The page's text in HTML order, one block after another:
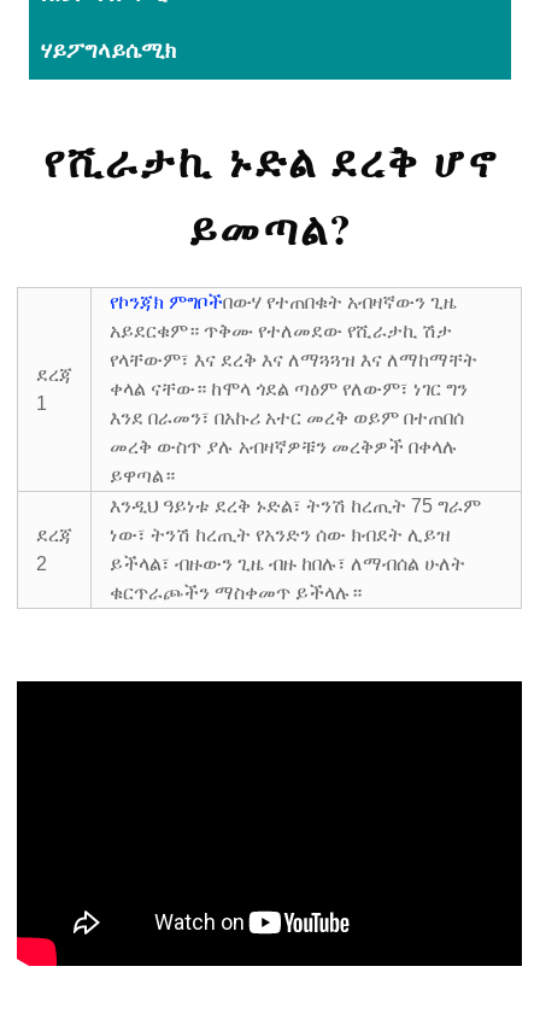
ሃይፖግላይሴሚክ
የሺራታኪ ኑድል ደረቅ ሆኖ
ይመጣል?
ደረጃ
1
የኮንጃክ ምግቦችበውሃ የተጠበቁት አብዛኛውን ጊዜ
አይደርቁም። ጥቅሙ የተለመደው የሺራታኪ ሽታ
የላቸውም፣ እና ደረቅ እና ለማጓጓዝ እና ለማከማቸት
ቀላል ናቸው። ከሞላ ጎደል ጣዕም የለውም፣ ነገር ግን
እንደ በራመን፣ በአኩሪ አተር መረቅ ወይም በተጠበሰ
መረቅ ውስጥ ያሉ አብዛኛዎቹን መረቅዎች በቀላሉ
ይዋጣል።
ደረጃ
2
እንዲህ ዓይነቱ ደረቅ ኑድል፣ ትንሽ ከረጢት 75 ግራም
ነው፣ ትንሽ ከረጢት የአንድን ሰው ክብደት ሊይዝ
ይችላል፣ ብዙውን ጊዜ ብዙ ከበሉ፣ ለማብሰል ሁለት
ቁርጥራጮችን ማስቀመጥ ይችላሉ።